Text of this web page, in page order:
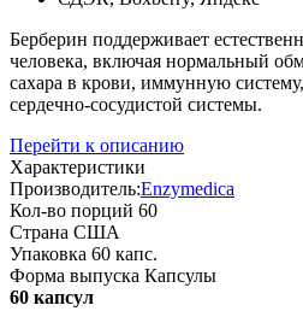
Берберин поддерживает
человека, включая нормальный
сахара в крови, иммунную систему,
сердечно-сосудистой системы.
Перейти к описанию
Характеристики
Производитель:Enzymedica
Кол-во порций 60
Страна США
Упаковка 60 капс.
Форма выпуска Капсулы
60 капсул